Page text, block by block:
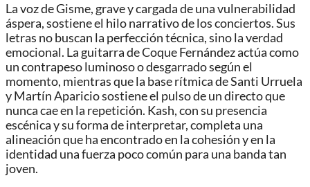
La voz de Gisme, grave y cargada de una vulnerabilidad
áspera, sostiene el hilo narrativo de los conciertos. Sus
letras no buscan la perfección técnica, sino la verdad
emocional. La guitarra de Coque Fernández actúa como
un contrapeso luminoso o desgarrado según el
momento, mientras que la base rítmica de Santi Urruela
y Martín Aparicio sostiene el pulso de un directo que
nunca cae en la repetición. Kash, con su presencia
escénica y su forma de interpretar, completa una
alineación que ha encontrado en la cohesión y en la
identidad una fuerza poco común para una banda tan
joven.